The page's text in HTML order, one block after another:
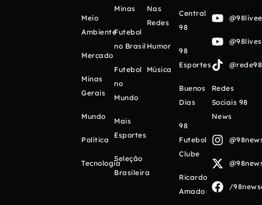
Meio
Ambiente
Mercado
Minas
Gerais
Mundo
Política
Tecnologia
Minas
Futebol
no Brasil
Futebol
no
Mundo
Mais
Esportes
Seleção
Brasileira
Nas
Redes
Humor
Música
Central
98
98
Esportes
Buenos
Días
98
Futebol
Clube
Ricardo
Amado
Redes
Sociais 98
News
/